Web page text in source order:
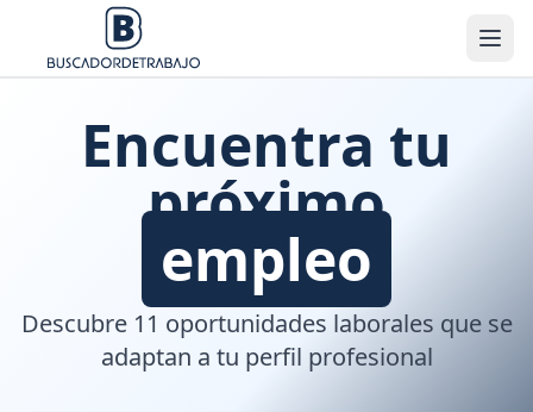
Encuentra tu
próximo
empleo
Descubre 11 oportunidades laborales que se
adaptan a tu perfil profesional